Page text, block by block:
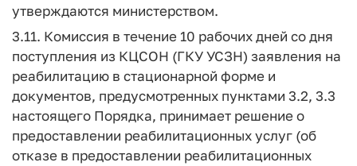
утверждаются министерством.
3.11. Комиссия в течение 10 рабочих дней со дня
поступления из КЦСОН (ГКУ УСЗН) заявления на
реабилитацию в стационарной форме и
документов, предусмотренных пунктами 3.2, 3.3
настоящего Порядка, принимает решение о
предоставлении реабилитационных услуг (об
отказе в предоставлении реабилитационных